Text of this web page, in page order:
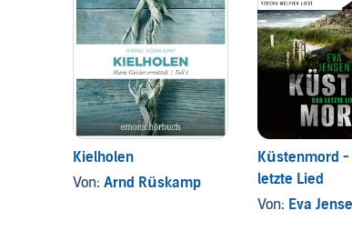
Kielholen
Von: Arnd Rüskamp
Küstenmord -
letzte Lied
Von: Eva